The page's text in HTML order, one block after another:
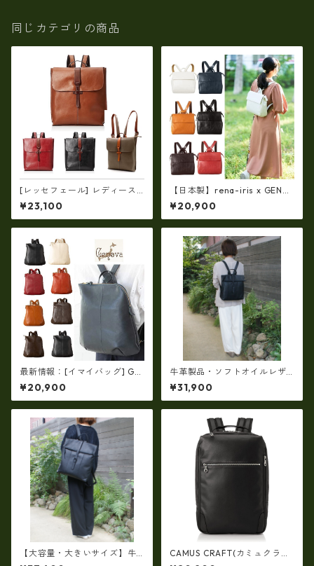
同じカテゴリの商品
[レッセフェール] レディース
【サーチ 510156】 リュック
裏地 ドット柄 LF-510156
¥23,100
【日本製】rena-iris x GENO
VA（IMAIBAG）コラボ製品・
牛革製品・軽量シュリンクヌ
メ革リュック（小ぶりリュッ
¥20,900
最新情報：[イマイバッグ] GE
NOVA 日本製 牛革リュック レ
ザー リュック レディースリュ
ック im-2670
¥20,900
牛革製品・ソフトオイルレザ
ー・牛革口折リュック（M-SIZ
E）（210145・日本製）rj-21
0145
¥31,900
【大容量・大きいサイズ】牛
革製品・ソフトオイルレザ
CAMUS CRAFT(カミュクラフ
ト) ビジネスバッグ リュック